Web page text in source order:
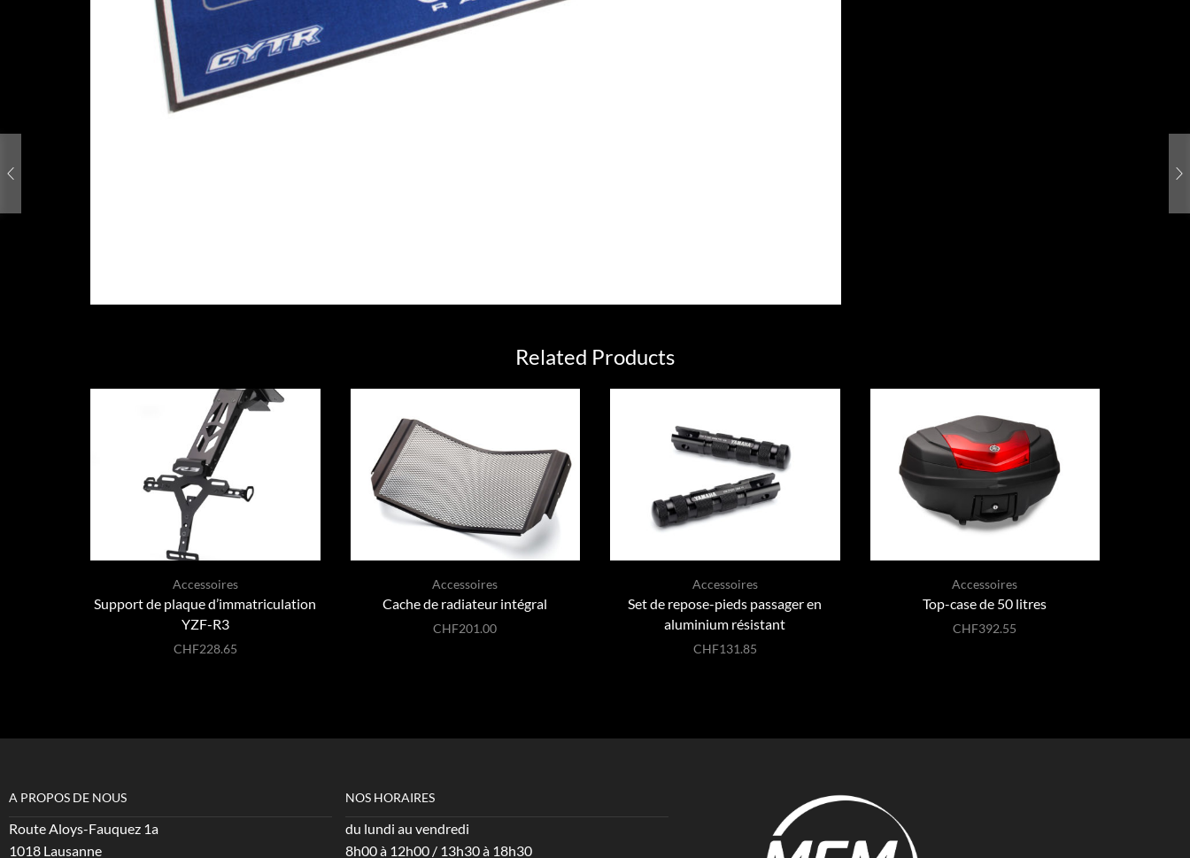
Related Products
Accessoires
Support de plaque d’immatriculation
YZF-R3
CHF228.65
Accessoires
Cache de radiateur intégral
CHF201.00
Accessoires
Set de repose-pieds passager en
aluminium résistant
CHF131.85
Accessoires
Top-case de 50 litres
CHF392.55
A PROPOS DE NOUS
Route Aloys-Fauquez 1a
1018 Lausanne
NOS HORAIRES
du lundi au vendredi
8h00 à 12h00 / 13h30 à 18h30